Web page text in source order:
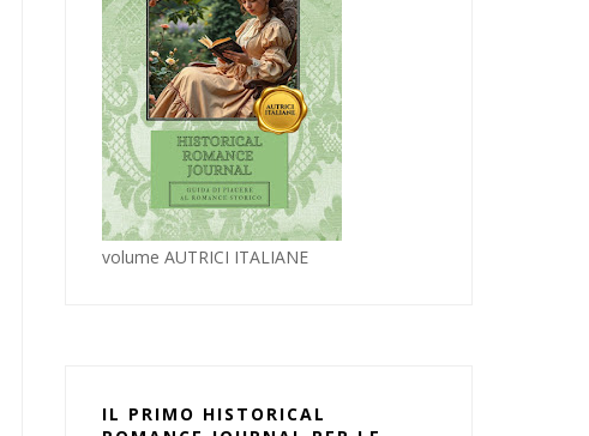
volume AUTRICI ITALIANE
IL PRIMO HISTORICAL